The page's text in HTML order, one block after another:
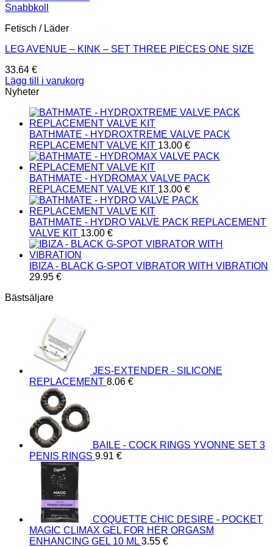
Snabbkoll
Fetisch / Läder
LEG AVENUE – KINK – SET THREE PIECES ONE SIZE
33.64 €
Lägg till i varukorg
Nyheter
BATHMATE - HYDROXTREME VALVE PACK
REPLACEMENT VALVE KIT 13.00 €
BATHMATE - HYDROMAX VALVE PACK
REPLACEMENT VALVE KIT 13.00 €
BATHMATE - HYDRO VALVE PACK REPLACEMENT
VALVE KIT 13.00 €
IBIZA - BLACK G-SPOT VIBRATOR WITH VIBRATION
29.95 €
Bästsäljare
JES-EXTENDER - SILICONE
REPLACEMENT 8.06 €
BAILE - COCK RINGS YVONNE SET 3
PENIS RINGS 9.91 €
COQUETTE CHIC DESIRE - POCKET
MAGIC CLIMAX GEL FOR HER ORGASM
ENHANCING GEL 10 ML 3.55 €